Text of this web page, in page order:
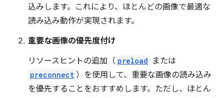
込みします。これにより、ほとんどの画像で最適な
読み込み動作が実現されます。
重要な画像の優先度付け
リソースヒントの追加（ preload または
preconnect ）を使用して、重要な画像の読み込み
を優先することをおすすめします。 ただし、ほとん